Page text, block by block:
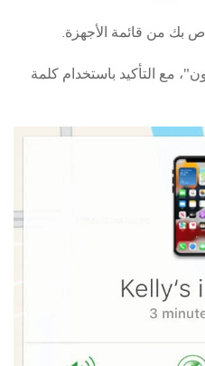
بك من قائمة الأجهزة.
مع التأكيد باستخدام كلمة